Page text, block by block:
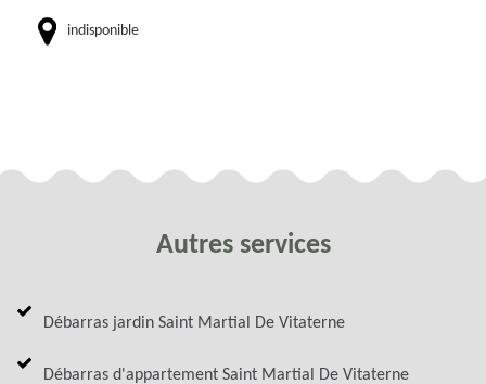
indisponible
Autres services
Débarras jardin Saint Martial De Vitaterne
Débarras d'appartement Saint Martial De Vitaterne